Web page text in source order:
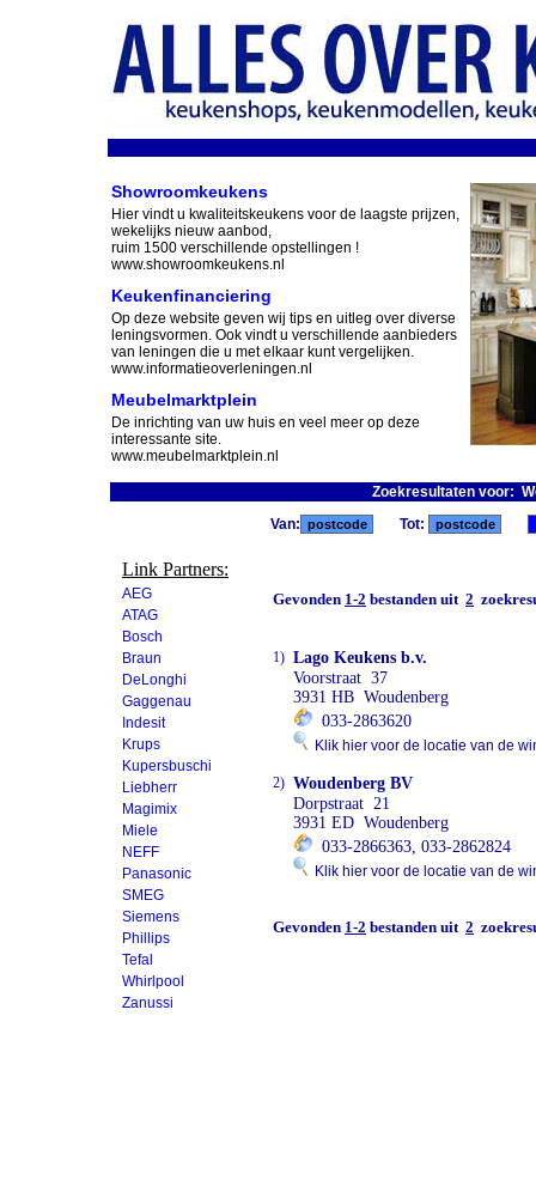
Showroomkeukens
Hier vindt u kwaliteitskeukens voor de laagste prijzen,
wekelijks nieuw aanbod,
ruim 1500 verschillende opstellingen !
www.showroomkeukens.nl
Keukenfinanciering
Op deze website geven wij tips en uitleg over diverse
leningsvormen. Ook vindt u verschillende aanbieders
van leningen die u met elkaar kunt vergelijken.
www.informatieoverleningen.nl
Meubelmarktplein
De inrichting van uw huis en veel meer op deze
interessante site.
www.meubelmarktplein.nl
Zoekresultaten voor:
Link Partners:
AEG
ATAG
Bosch
Braun
DeLonghi
Gaggenau
Indesit
Krups
Kupersbuschi
Liebherr
Magimix
Miele
NEFF
Panasonic
SMEG
Siemens
Phillips
Tefal
Whirlpool
Zanussi
Van: Tot:
Gevonden 1-2 bestanden uit 2
1) Lago Keukens b.v.
Voorstraat 37
3931 HB Woudenberg
033-2863620
Klik hier voor de locatie van de
2) Woudenberg BV
Dorpstraat 21
3931 ED Woudenberg
033-2866363, 033-2862824
Klik hier voor de locatie van de
Gevonden 1-2 bestanden uit 2